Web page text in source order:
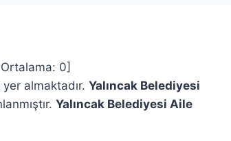
Ortalama: 0]
yer almaktadır. Yalıncak Belediyesi
Yalıncak Belediyesi Aile